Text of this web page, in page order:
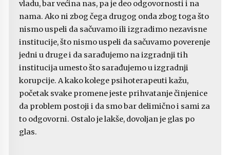
vladu, bar većina nas, pa je deo odgovornosti i na
nama. Ako ni zbog čega drugog onda zbog toga što
nismo uspeli da sačuvamo ili izgradimo nezavisne
institucije, što nismo uspeli da sačuvamo poverenje
jedni u druge i da sarađujemo na izgradnji tih
institucija umesto što sarađujemo u izgradnji
korupcije. A kako kolege psihoterapeuti kažu,
početak svake promene jeste prihvatanje činjenice
da problem postoji i da smo bar delimično i sami za
to odgovorni. Ostalo je lakše, dovoljan je glas po
glas.